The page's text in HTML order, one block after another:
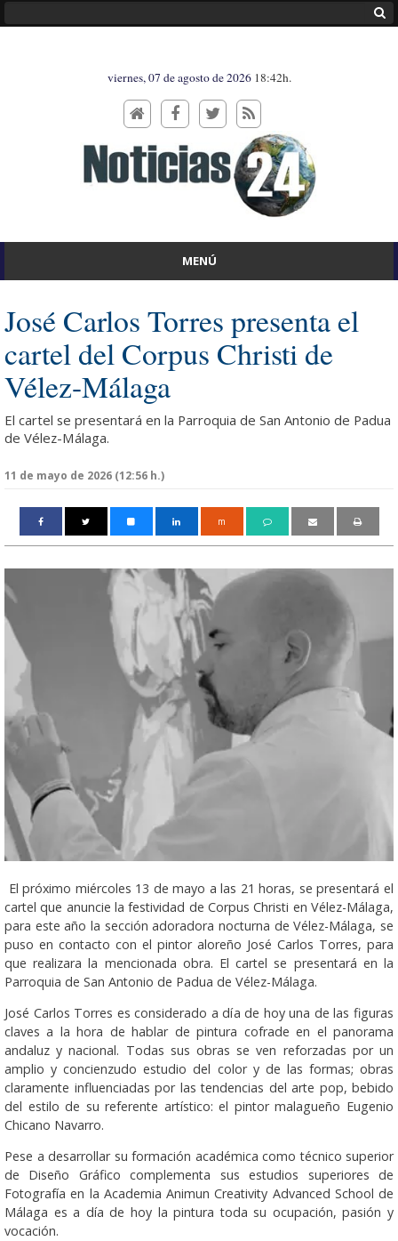
viernes, 07 de agosto de 2026 18:42h.
MENÚ
José Carlos Torres presenta el
cartel del Corpus Christi de
Vélez-Málaga
El cartel se presentará en la Parroquia de San Antonio de Padua
de Vélez-Málaga.
11 de mayo de 2026 (12:56 h.)
m
El próximo miércoles 13 de mayo a las 21 horas, se presentará el
cartel que anuncie la festividad de Corpus Christi en Vélez-Málaga,
para este año la sección adoradora nocturna de Vélez-Málaga, se
puso en contacto con el pintor aloreño José Carlos Torres, para
que realizara la mencionada obra. El cartel se presentará en la
Parroquia de San Antonio de Padua de Vélez-Málaga.
José Carlos Torres es considerado a día de hoy una de las figuras
claves a la hora de hablar de pintura cofrade en el panorama
andaluz y nacional. Todas sus obras se ven reforzadas por un
amplio y concienzudo estudio del color y de las formas; obras
claramente influenciadas por las tendencias del arte pop, bebido
del estilo de su referente artístico: el pintor malagueño Eugenio
Chicano Navarro.
Pese a desarrollar su formación académica como técnico superior
de Diseño Gráfico complementa sus estudios superiores de
Fotografía en la Academia Animun Creativity Advanced School de
Málaga es a día de hoy la pintura toda su ocupación, pasión y
vocación.